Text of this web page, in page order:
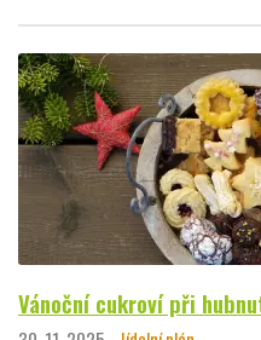
Vánoční cukroví při